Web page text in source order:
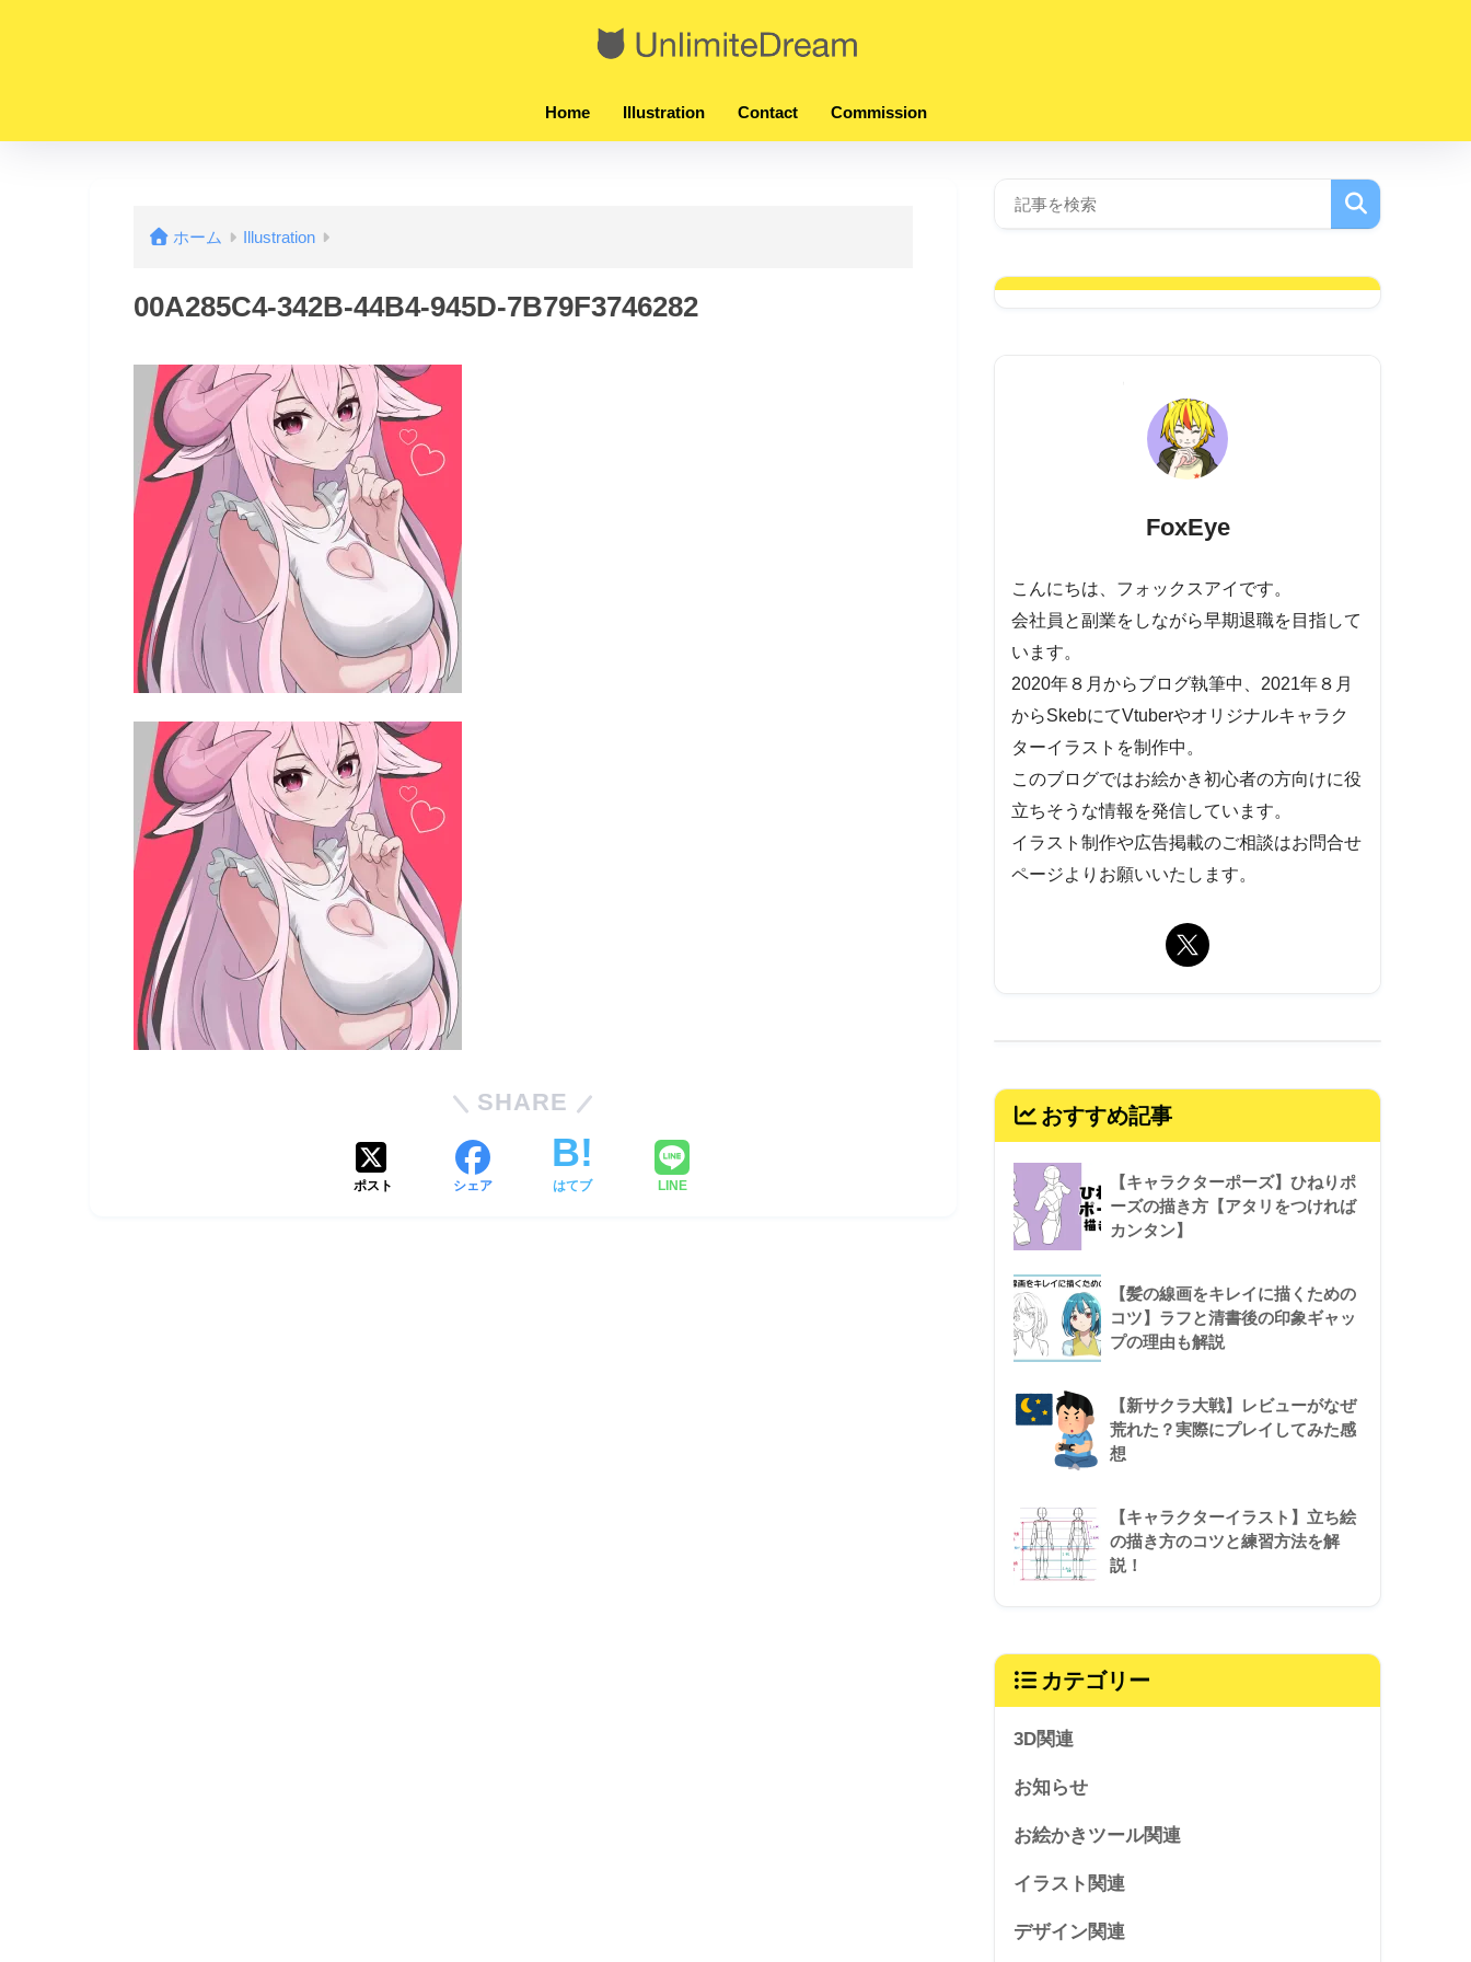
Home Illustration Contact Commission
ホーム Illustration
00A285C4-342B-44B4-945D-7B79F3746282
SHARE
ポスト シェア はてブ LINE
FoxEye
こんにちは、フォックスアイです。
会社員と副業をしながら早期退職を目指して
います。
2020年８月からブログ執筆中、2021年８月
からSkebにてVtuberやオリジナルキャラク
ターイラストを制作中。
このブログではお絵かき初心者の方向けに役
立ちそうな情報を発信しています。
イラスト制作や広告掲載のご相談はお問合せ
ページよりお願いいたします。
おすすめ記事
【キャラクターポーズ】ひねりポ
ーズの描き方【アタリをつければ
カンタン】
【髪の線画をキレイに描くための
コツ】ラフと清書後の印象ギャッ
プの理由も解説
【新サクラ大戦】レビューがなぜ
荒れた？実際にプレイしてみた感
想
【キャラクターイラスト】立ち絵
の描き方のコツと練習方法を解
説！
カテゴリー
3D関連
お知らせ
お絵かきツール関連
イラスト関連
デザイン関連